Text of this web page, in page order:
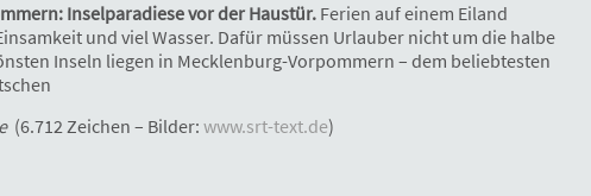
Inselparadiese vor der Haustür. Ferien auf einem Eiland
und viel Wasser. Dafür müssen Urlauber nicht um die halbe
Inseln liegen in Mecklenburg-Vorpommern – dem beliebtesten
(6.712 Zeichen – Bilder: www.srt-text.de)